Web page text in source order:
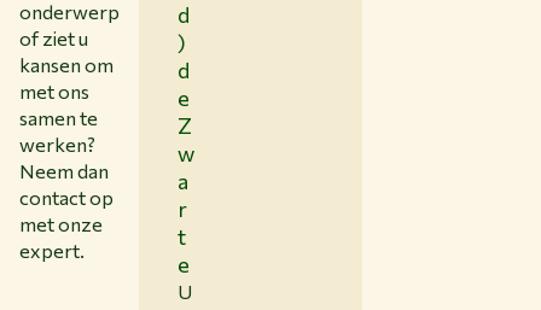
onderwerp
of ziet u
kansen om
met ons
samen te
werken?
Neem dan
contact op
met onze
expert.
d
)
d
e
Z
w
a
r
t
e
U